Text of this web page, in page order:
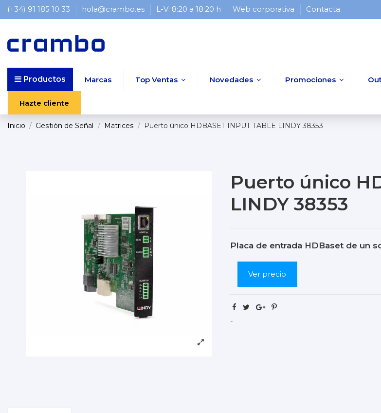
(+34) 91 185 10 33 hola@crambo.es L-V: 8:20 a 18:20 h Web corporativa Contacta
Productos Marcas Top Ventas Novedades Promociones
Hazte cliente
Inicio Gestión de Señal Matrices Puerto único HDBASET INPUT TABLE LINDY 38353
Puerto único
LINDY 38353
Placa de entrada HDBaset de un
Ver precio
-